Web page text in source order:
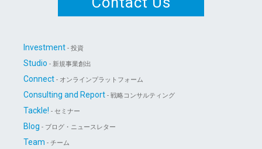
Investment - 投資
Studio - 新規事業創出
Connect - オンラインプラットフォーム
Consulting and Report - 戦略コンサルティング
Tackle! - セミナー
Blog - ブログ・ニュースレター
Team - チーム